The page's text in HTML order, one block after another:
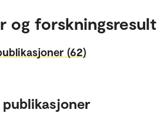
og
(62)